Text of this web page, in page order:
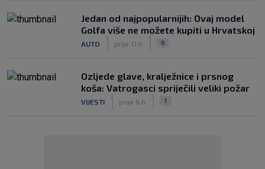
Jedan od najpopularnijih: Ovaj model
Golfa više ne možete kupiti u Hrvatskoj
AUTO prije 11 h 0
Ozljede glave, kralježnice i prsnog
koša: Vatrogasci spriječili veliki požar
VIJESTI prije 6 h 1